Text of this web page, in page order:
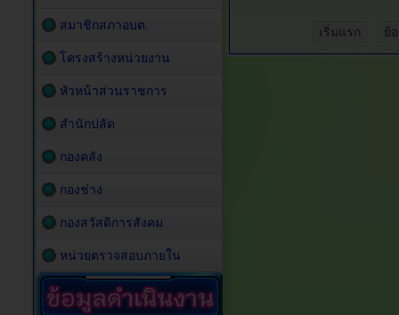
เริ่มแรก ย้
สมาชิกสภาอบต.
โครงสร้างหน่วยงาน
หัวหน้าส่วนราชการ
สำนักปลัด
กองคลัง
กองช่าง
กองสวัสดิการสังคม
หน่วยตรวจสอบภายใน